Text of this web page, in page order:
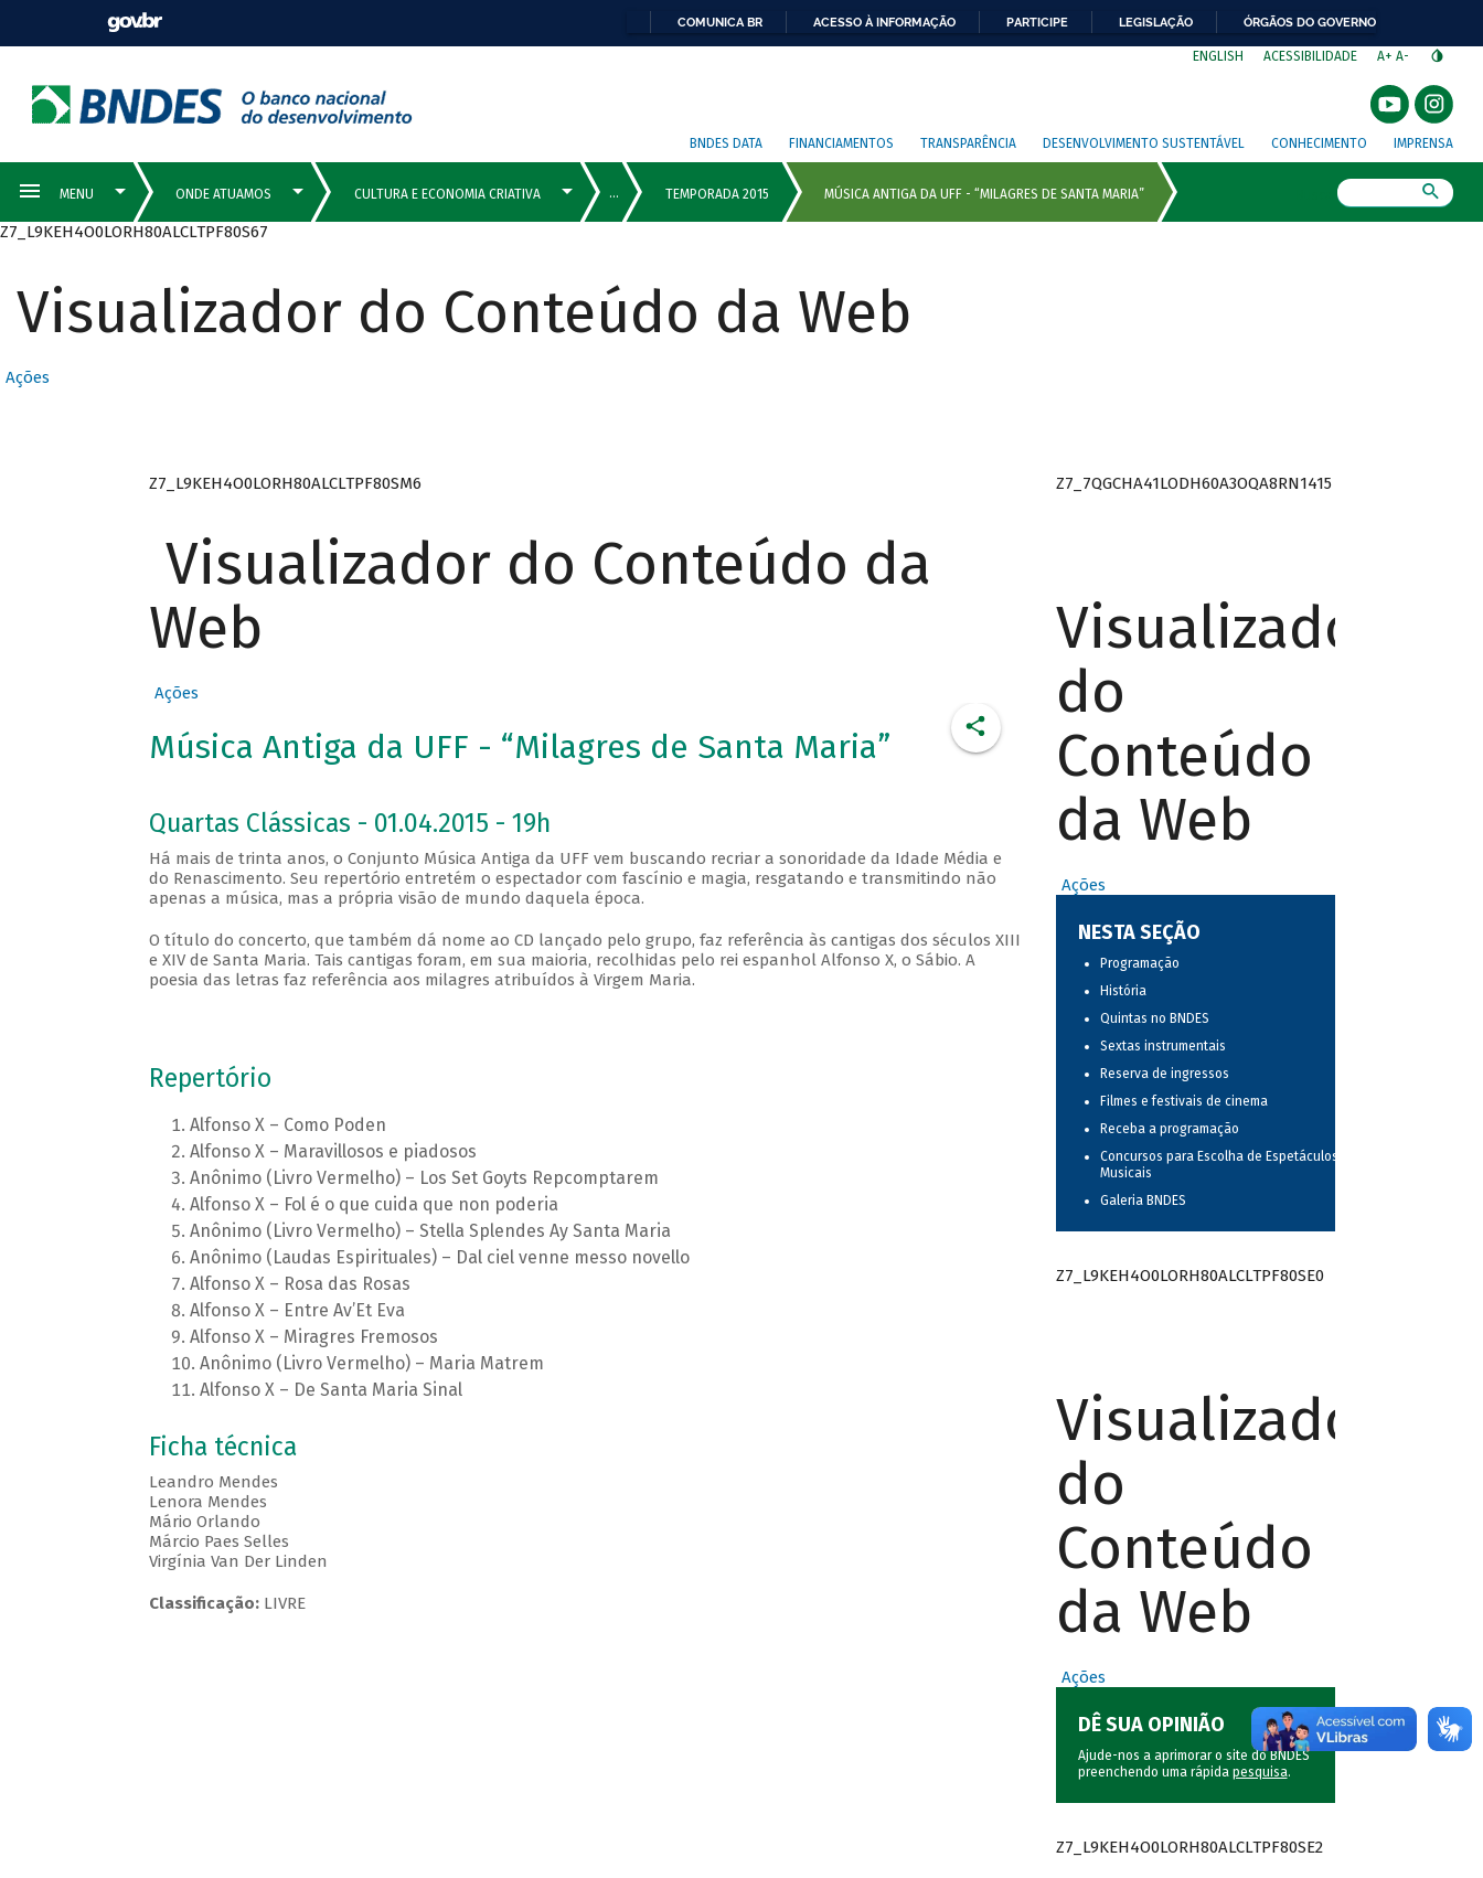
COMUNICA BR ACESSO À INFORMAÇÃO PARTICIPE LEGISLAÇÃO ÓRGÃOS DO GOVERNO
ENGLISH ACESSIBILIDADE A+ A-
BNDES DATA FINANCIAMENTOS TRANSPARÊNCIA DESENVOLVIMENTO SUSTENTÁVEL CONHECIMENTO IMPRENSA
Z7_L9KEH4O0LORH80ALCLTPF80S67
Visualizador do Conteúdo da Web
Ações
Z7_L9KEH4O0LORH80ALCLTPF80SM6
Visualizador do Conteúdo da
Web
Ações
Música Antiga da UFF - “Milagres de Santa Maria”
Quartas Clássicas - 01.04.2015 - 19h
Há mais de trinta anos, o Conjunto Música Antiga da UFF vem buscando recriar a sonoridade da Idade Média e
do Renascimento. Seu repertório entretém o espectador com fascínio e magia, resgatando e transmitindo não
apenas a música, mas a própria visão de mundo daquela época.
O título do concerto, que também dá nome ao CD lançado pelo grupo, faz referência às cantigas dos séculos XIII
e XIV de Santa Maria. Tais cantigas foram, em sua maioria, recolhidas pelo rei espanhol Alfonso X, o Sábio. A
poesia das letras faz referência aos milagres atribuídos à Virgem Maria.
Repertório
Alfonso X – Como Poden
Alfonso X – Maravillosos e piadosos
Anônimo (Livro Vermelho) – Los Set Goyts Repcomptarem
Alfonso X – Fol é o que cuida que non poderia
Anônimo (Livro Vermelho) – Stella Splendes Ay Santa Maria
Anônimo (Laudas Espirituales) – Dal ciel venne messo novello
Alfonso X – Rosa das Rosas
Alfonso X – Entre Av’Et Eva
Alfonso X – Miragres Fremosos
Anônimo (Livro Vermelho) – Maria Matrem
Alfonso X – De Santa Maria Sinal
Ficha técnica
Leandro Mendes
Lenora Mendes
Mário Orlando
Márcio Paes Selles
Virgínia Van Der Linden
Classificação:LIVRE
Z7_7QGCHA41LODH60A3OQA8RN1415
Visualizador
do
Conteúdo
da Web
Ações
NESTA SEÇÃO
Programação
História
Quintas no BNDES
Sextas instrumentais
Reserva de ingressos
Filmes e festivais de cinema
Receba a programação
Concursos para Escolha de Espetáculos
Musicais
Galeria BNDES
Z7_L9KEH4O0LORH80ALCLTPF80SE0
Visualizador
do
Conteúdo
da Web
Ações
DÊ SUA OPINIÃO
Ajude-nos a aprimorar o site do BNDES
preenchendo uma rápida pesquisa.
Z7_L9KEH4O0LORH80ALCLTPF80SE2